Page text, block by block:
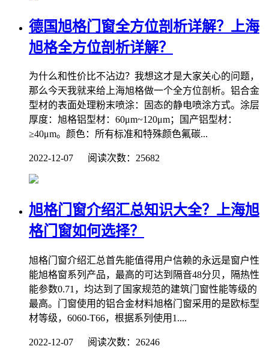
德国旭格门窗全方位剖析详解？上海
旭格全方位剖析详解？
为什么和性价比不沾边？我想这才是大家关心的问题，
那么今天我就来给上海旭格做一个全方位剖析。铝合金
型材的表面处理粉末喷涂：固态的静电喷涂方式。涂层
厚度：旭格铝型材：60μm~120μm；国产铝型材：
≥40μm。颜色：所有标准和特殊颜色氟碳...
2022-12-07 阅读次数：25682
旭格门窗介绍汇总知识大全？上海旭
格门窗如何选择？
旭格门窗介绍汇总首先能值得用户信赖的永远是窗户性
能旭格窗系列产品，最高的可达到隔音48分贝，隔热性
能参数0.71，均达到了国家规范的建筑门窗性能等级的
最高。门窗使用的铝合金材料旭格门窗采用的是欧标型
材等级，6060-T66，根据系列使用1....
2022-12-07 阅读次数：26246